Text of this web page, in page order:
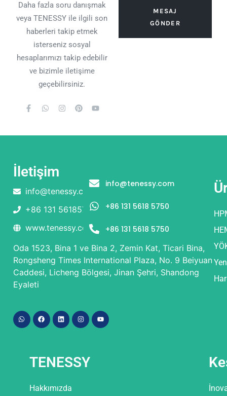
Daha fazla soru danışmak
veya TENESSY ile ilgili son
haberleri takip etmek
isterseniz sosyal
hesaplarımızı takip edebilir
ve bizimle iletişime
geçebilirsiniz.
MESAJ
GÖNDER
İletişim
info@tenessy.com
+86 131 56185750
www.tenessy.com
Oda 1523, Bina 1 ve Bina 2, Zemin Kat, Ticari Bina,
Rongsheng Times International Plaza, No. 9 Beiyuan
Caddesi, Licheng Bölgesi, Jinan Şehri, Shandong
Eyaleti
TENESSY
Hakkımızda
info@tenessy.com
+86 131 5618 5750
+86 131 5618 5750